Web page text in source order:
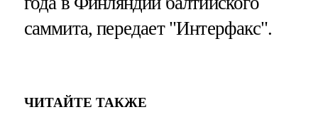
саммита, передает "Интерфакс".
ЧИТАЙТЕ ТАКЖЕ